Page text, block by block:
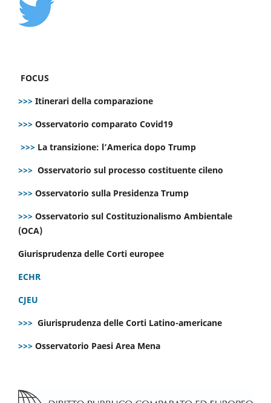
FOCUS
>>> Itinerari della comparazione
>>> Osservatorio comparato Covid19
>>> La transizione: l’America dopo Trump
>>> Osservatorio sul processo costituente cileno
>>> Osservatorio sulla Presidenza Trump
>>> Osservatorio sul Costituzionalismo Ambientale
(OCA)
Giurisprudenza delle Corti europee
ECHR
CJEU
>>> Giurisprudenza delle Corti Latino-americane
>>> Osservatorio Paesi Area Mena